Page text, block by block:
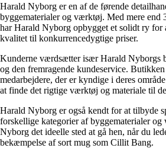
Harald Nyborg er en af de førende
byggematerialer og værktøj. Med mere end
har Harald Nyborg opbygget et solidt ry for
kvalitet til konkurrencedygtige priser.
Kunderne værdsætter især Harald Nyborgs
og den fremragende kundeservice.
medarbejdere, der er kyndige i deres
at finde det rigtige værktøj og materiale til
Harald Nyborg er også kendt for at tilbyde
forskellige kategorier af byggematerialer
Nyborg det ideelle sted at gå hen, når du
bekæmpelse af sort mug som Cillit Bang.